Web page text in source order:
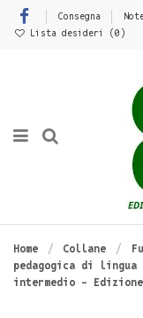
Consegna
Lista desideri (0 )
Home Collane
pedagogica di
intermedio -